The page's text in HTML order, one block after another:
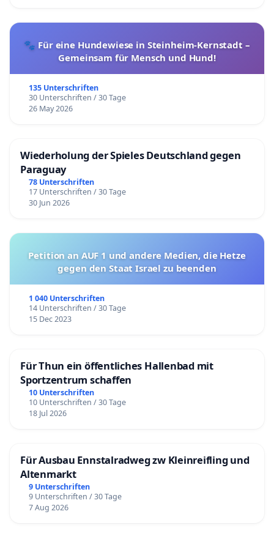
🐾 Für eine Hundewiese in Steinheim-Kernstadt –
Gemeinsam für Mensch und Hund!
135 Unterschriften
30 Unterschriften / 30 Tage
26 May 2026
Wiederholung der Spieles Deutschland gegen
Paraguay
78 Unterschriften
17 Unterschriften / 30 Tage
30 Jun 2026
Petition an AUF 1 und andere Medien, die Hetze
gegen den Staat Israel zu beenden
1 040 Unterschriften
14 Unterschriften / 30 Tage
15 Dec 2023
Für Thun ein öffentliches Hallenbad mit
Sportzentrum schaffen
10 Unterschriften
10 Unterschriften / 30 Tage
18 Jul 2026
Für Ausbau Ennstalradweg zw Kleinreifling und
Altenmarkt
9 Unterschriften
9 Unterschriften / 30 Tage
7 Aug 2026